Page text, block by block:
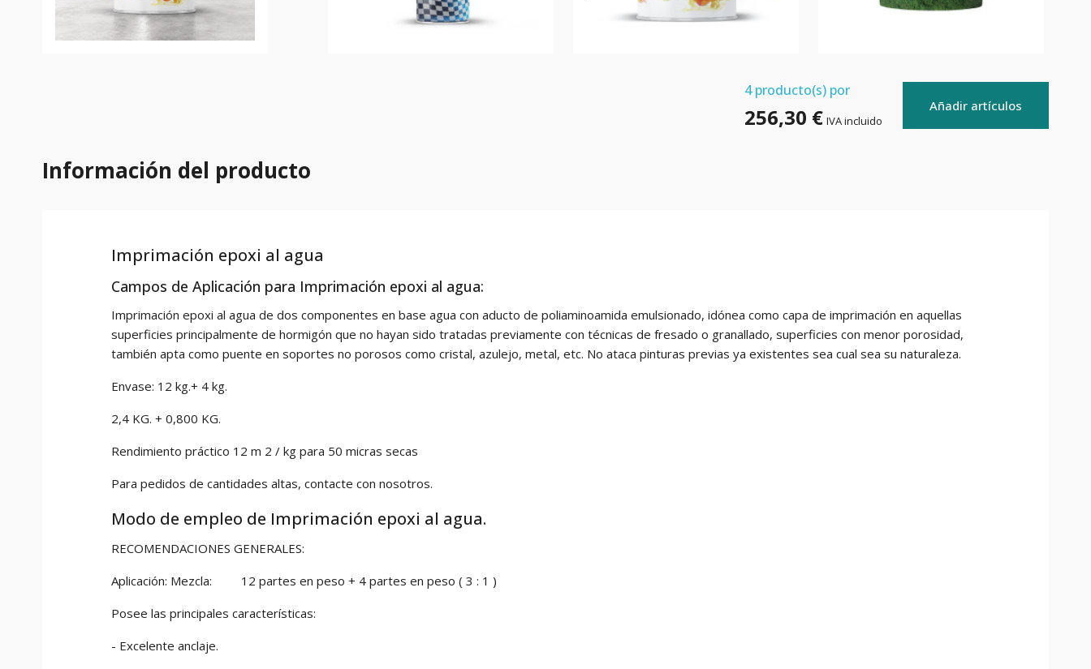
4producto(s) por
256,30 € IVA incluido
Añadir artículos
Información del producto
Imprimación epoxi al agua
Campos de Aplicación para Imprimación epoxi al agua:
Imprimación epoxi al agua de dos componentes en base agua con aducto de poliaminoamida emulsionado, idónea como capa de imprimación en aquellas
superficies principalmente de hormigón que no hayan sido tratadas previamente con técnicas de fresado o granallado, superficies con menor porosidad,
también apta como puente en soportes no porosos como cristal, azulejo, metal, etc. No ataca pinturas previas ya existentes sea cual sea su naturaleza.
Envase: 12 kg.+ 4 kg.
2,4 KG. + 0,800 KG.
Rendimiento práctico 12 m 2 / kg para 50 micras secas
Para pedidos de cantidades altas, contacte con nosotros.
Modo de empleo de Imprimación epoxi al agua.
RECOMENDACIONES GENERALES:
Aplicación: Mezcla: 12 partes en peso + 4 partes en peso ( 3 : 1 )
Posee las principales características:
- Excelente anclaje.